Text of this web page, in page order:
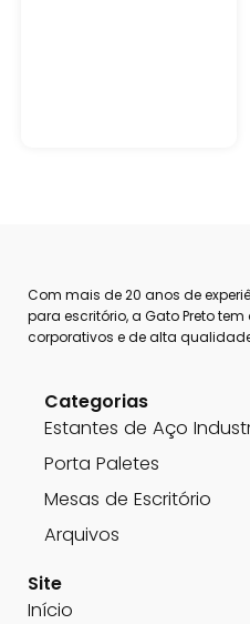
Com mais de 20 anos de
para escritório, a Gato Preto
corporativos e de alta
Categorias
Estantes de Aço
Porta Paletes
Mesas de Escritório
Arquivos
Site
Início